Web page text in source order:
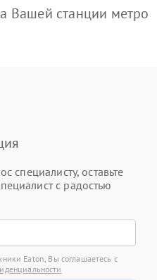
Вашей станции метро
специалисту, оставьте
с радостью
Eaton, Вы соглашаетесь с